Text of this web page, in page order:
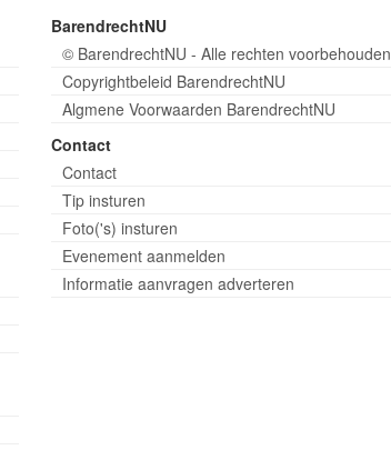
BarendrechtNU
© BarendrechtNU - Alle rechten voorbehouden
Copyrightbeleid BarendrechtNU
Algmene Voorwaarden BarendrechtNU
Contact
Contact
Tip insturen
Foto('s) insturen
Evenement aanmelden
Informatie aanvragen adverteren